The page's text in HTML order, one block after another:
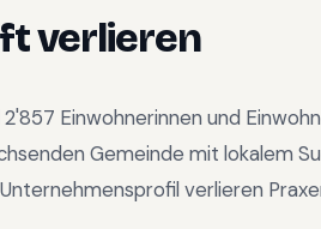
verlieren
2'857 Einwohnerinnen und
Gemeinde mit lokalem
verlieren